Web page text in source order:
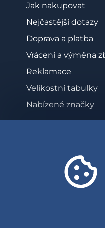
Jak nakupovat
Nejčastější dotazy
Doprava a platba
Vrácení a výměna
Reklamace
Velikostní tabulky
Nabízené značky